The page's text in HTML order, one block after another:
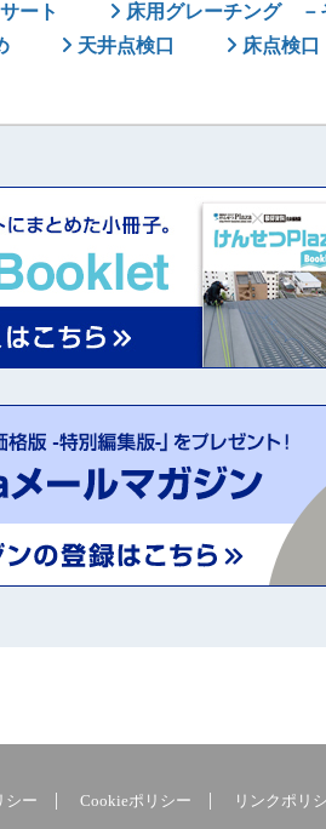
ート 床用グレーチング －
天井点検口 床点検口
シー Cookieポリシー リンクポリ